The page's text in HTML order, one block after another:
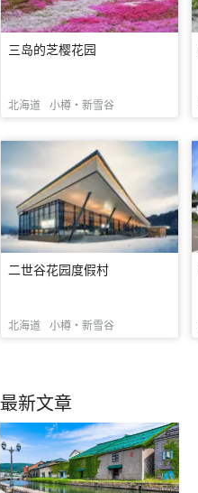
三岛的芝樱花园
北海道 小樽・新雪谷
二世谷花园度假村
北海道 小樽・新雪谷
最新文章